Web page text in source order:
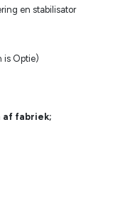
en stabilisator
is Optie)
af fabriek;